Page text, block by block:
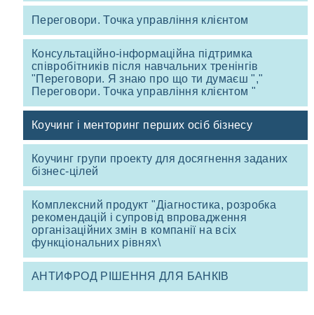
Переговори. Точка управління клієнтом
Консультаційно-інформаційна підтримка
співробітників після навчальних тренінгів
"Переговори. Я знаю про що ти думаєш ","
Переговори. Точка управління клієнтом "
Коучинг і менторинг перших осіб бізнесу
Коучинг групи проекту для досягнення заданих
бізнес-цілей
Комплексний продукт "Діагностика, розробка
рекомендацій і супровід впровадження
організаційних змін в компанії на всіх
функціональних рівнях\
АНТИФРОД РІШЕННЯ ДЛЯ БАНКІВ